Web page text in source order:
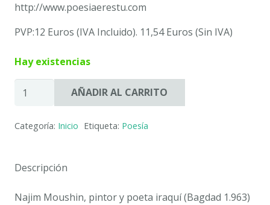
http://www.poesiaerestu.com
PVP:12 Euros (IVA Incluido). 11,54 Euros (Sin IVA)
Hay existencias
LUNA
Najim
Mouhsin
cantidad
AÑADIR AL CARRITO
Categoría: Inicio Etiqueta: Poesía
Descripción
Najim Moushin, pintor y poeta iraquí (Bagdad 1.963)